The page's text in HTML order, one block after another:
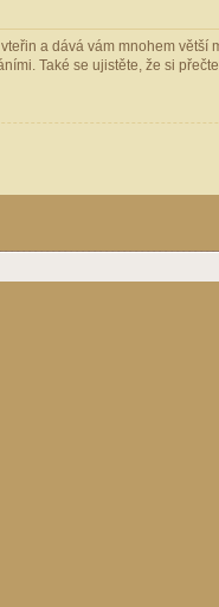
a dává vám mnohem
Také se ujistěte, že si